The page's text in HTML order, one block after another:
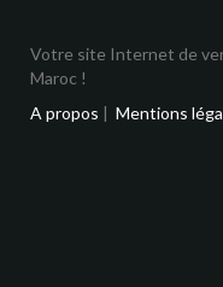
Votre site Internet de
Maroc !
A propos | Mentions